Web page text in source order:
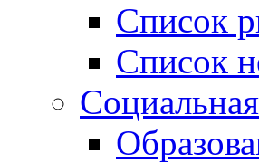
Cписок
Список